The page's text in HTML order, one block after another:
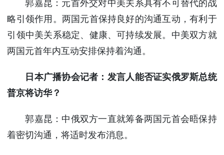
郭嘉昆：元首外交对中美关系具有不可替代的战
略引领作用。两国元首保持良好的沟通互动，有利于
引领中美关系稳定、健康、可持续发展。中美双方就
两国元首年内互动安排保持着沟通。
日本广播协会记者：发言人能否证实俄罗斯总统
普京将访华？
郭嘉昆：中俄双方一直就筹备两国元首会晤保持
着密切沟通，将适时发布消息。